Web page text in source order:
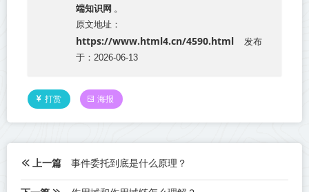
端知识网 。
原文地址：
https://www.html4.cn/4590.html
发布
于：2026-06-13
打赏 海报
上一篇 事件委托到底是什么原理？